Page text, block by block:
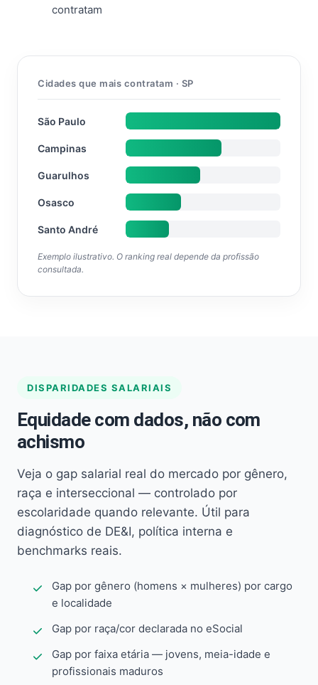
contratam
Cidades que mais contratam · SP
São Paulo
Campinas
Guarulhos
Osasco
Santo André
Exemplo ilustrativo. O ranking real depende da profissão
consultada.
DISPARIDADES SALARIAIS
Equidade com dados, não com
achismo
Veja o gap salarial real do mercado por gênero,
raça e interseccional — controlado por
escolaridade quando relevante. Útil para
diagnóstico de DE&I, política interna e
benchmarks reais.
Gap por gênero (homens × mulheres) por cargo
e localidade
Gap por raça/cor declarada no eSocial
Gap por faixa etária — jovens, meia-idade e
profissionais maduros